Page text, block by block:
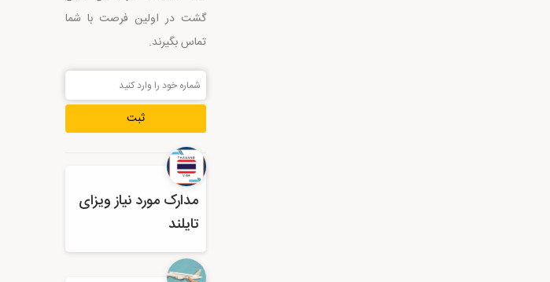
گشت در اولین فرصت با شما
تماس بگیرند.
مدارک مورد نیاز ویزای
تایلند